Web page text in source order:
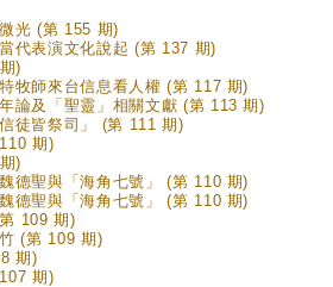
光 (第 155 期)
代表演文化說起 (第 137 期)
)
牧師來台信息看人權 (第 117 期)
論及「聖靈」相關文獻 (第 113 期)
徒皆祭司」 (第 111 期)
期)
)
德聖與「海角七號」 (第 110 期)
德聖與「海角七號」 (第 110 期)
109 期)
(第 109 期)
期)
期)